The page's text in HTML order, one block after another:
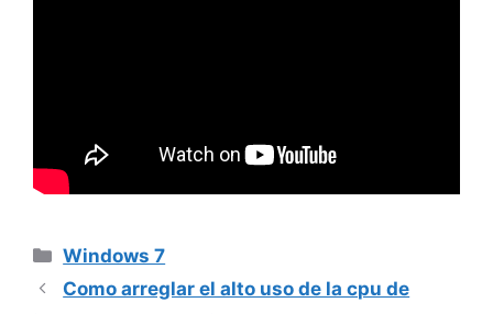
Categorías
Windows 7
Como arreglar el alto uso de la cpu de